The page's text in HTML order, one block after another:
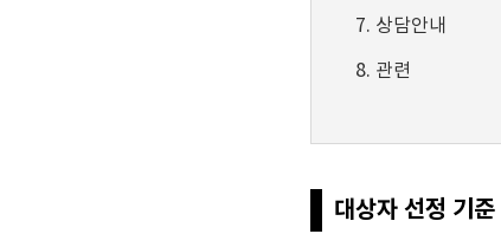
상담안내
관련
대상자 선정 기준